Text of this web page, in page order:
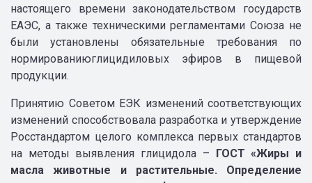
настоящего времени законодательством государств
ЕАЭС, а также техническими регламентами Союза не
были установлены обязательные требования по
нормированиюглицидиловых эфиров в пищевой
продукции.
Принятию Советом ЕЭК изменений соответствующих
изменений способствовала разработка и утверждение
Росстандартом целого комплекса первых стандартов
на методы выявления глицидола – ГОСТ «Жиры и
масла животные и растительные. Определение